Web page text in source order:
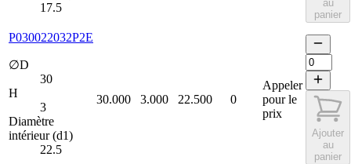
17.5
au
panier
P030022032P2E
∅D
30
H
3
Diamètre
intérieur (d1)
22.5
30.000 3.000 22.500 0
Appeler
pour le
prix
Ajouter
au
panier